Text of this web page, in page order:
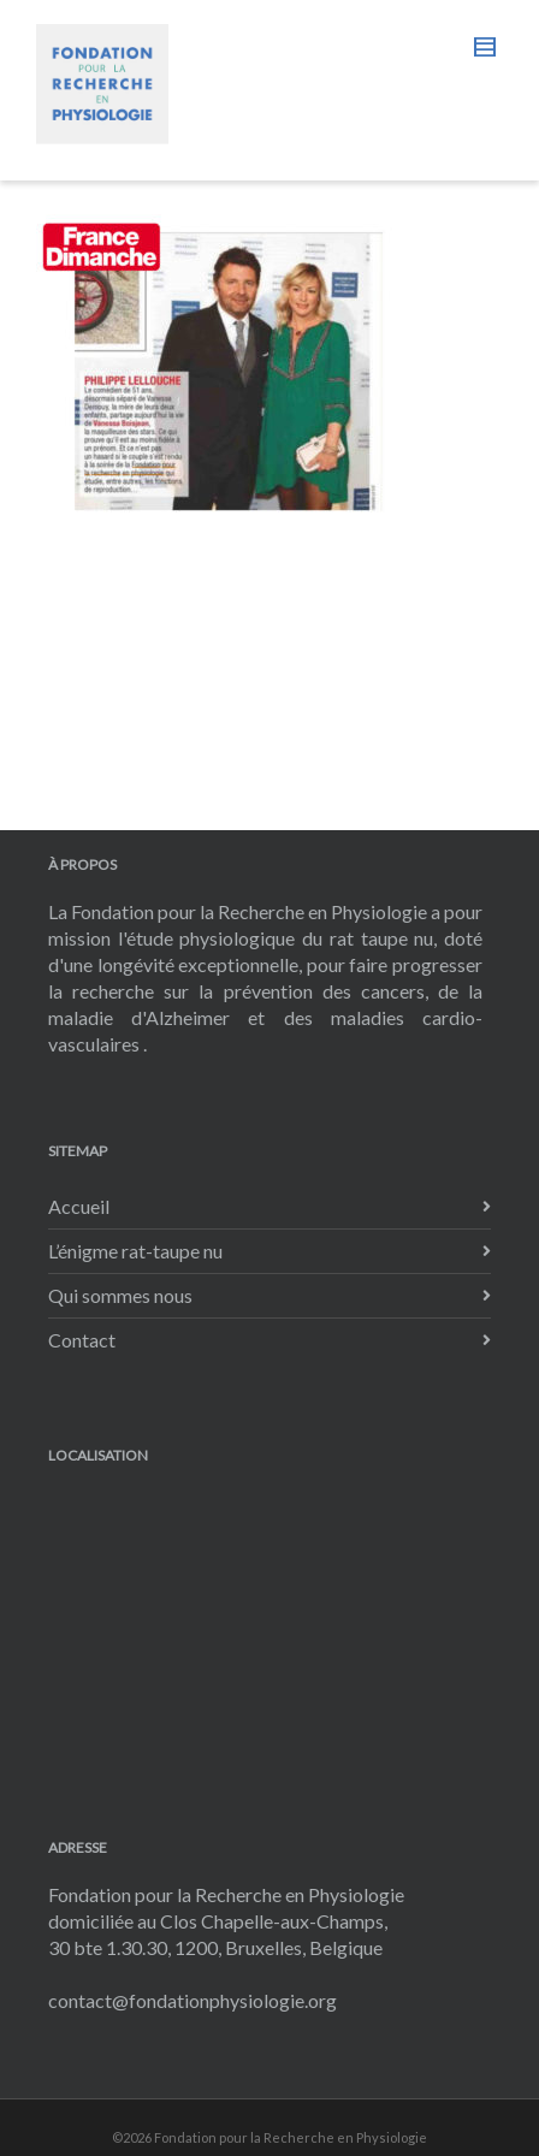
À PROPOS
La Fondation pour la Recherche en Physiologie a pour
mission l'étude physiologique du rat taupe nu, doté
d'une longévité exceptionnelle, pour faire progresser
la recherche sur la prévention des cancers, de la
maladie d'Alzheimer et des maladies cardio-
vasculaires .
SITEMAP
Accueil
L’énigme rat-taupe nu
Qui sommes nous
Contact
LOCALISATION
ADRESSE
Fondation pour la Recherche en Physiologie
domiciliée au Clos Chapelle-aux-Champs,
30 bte 1.30.30, 1200, Bruxelles, Belgique
contact@fondationphysiologie.org
©2026 Fondation pour la Recherche en Physiologie